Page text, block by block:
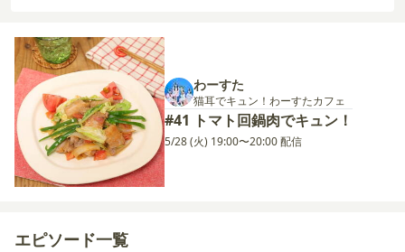
わーすた
猫耳でキュン！わーすたカフェ
#41 トマト回鍋肉でキュン！
5/28 (火) 19:00〜20:00 配信
エピソード一覧